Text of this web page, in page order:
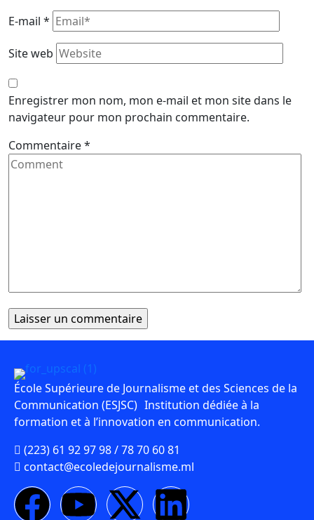
E-mail *
Site web
Enregistrer mon nom, mon e-mail et mon site dans le
navigateur pour mon prochain commentaire.
Commentaire*
École Supérieure de Journalisme et des Sciences de la
Communication (ESJSC) Institution dédiée à la
formation et à l’innovation en communication.
(223) 61 92 97 98 / 78 70 60 81
contact@ecoledejournalisme.ml